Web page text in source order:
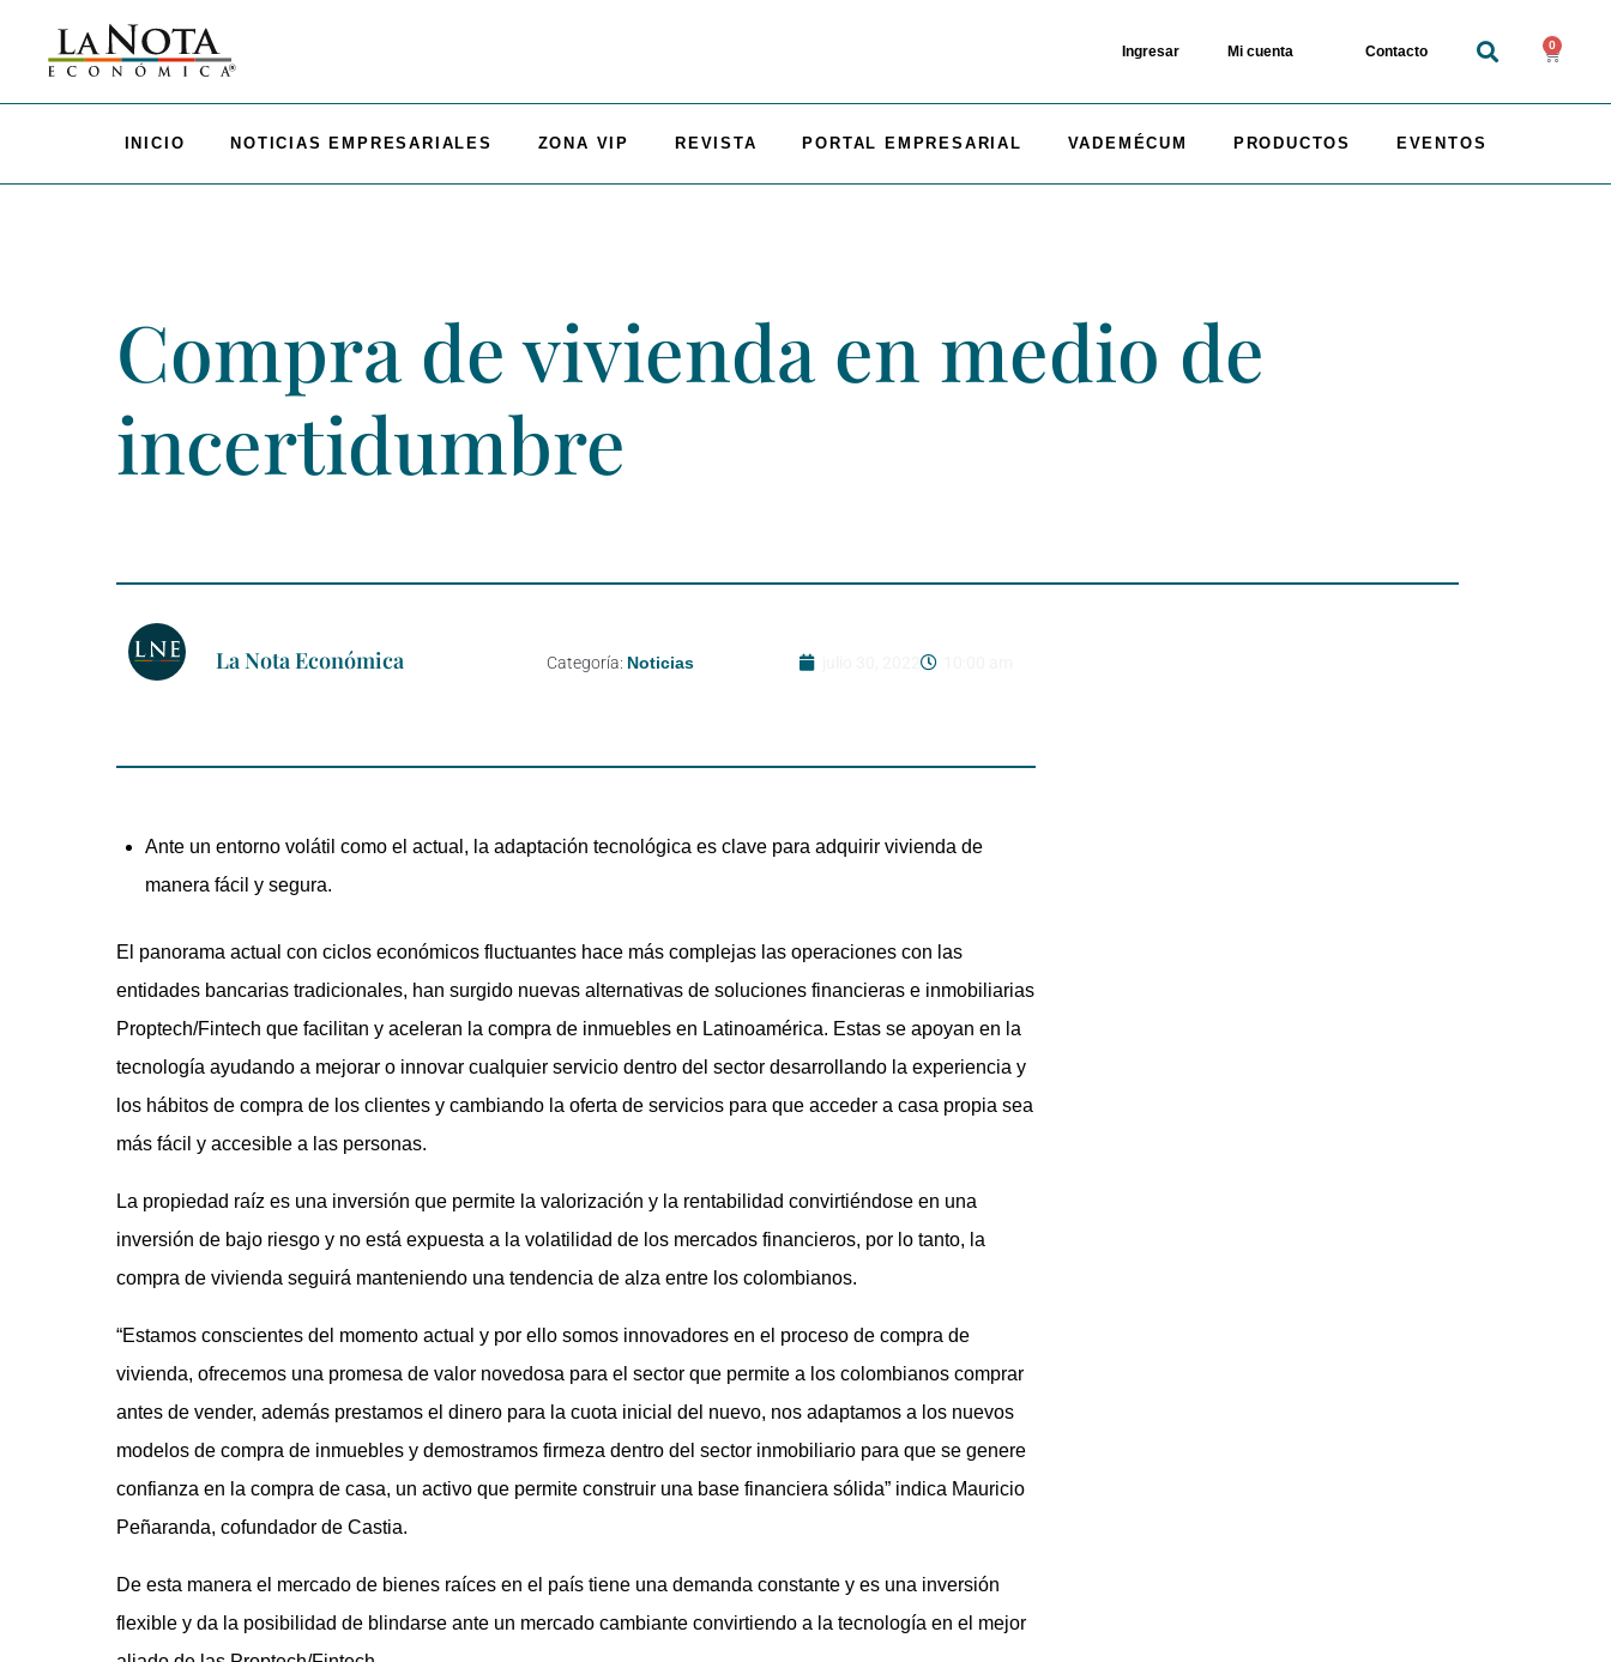
Ingresar Mi cuenta Contacto 0
INICIO NOTICIAS EMPRESARIALES ZONA VIP REVISTA PORTAL EMPRESARIAL VADEMÉCUM PRODUCTOS EVENTOS
Compra de vivienda en medio de
incertidumbre
La Nota Económica Categoría: Noticias
Ante un entorno volátil como el actual, la adaptación tecnológica es clave para adquirir vivienda de
manera fácil y segura.
El panorama actual con ciclos económicos fluctuantes hace más complejas las operaciones con las
entidades bancarias tradicionales, han surgido nuevas alternativas de soluciones financieras e inmobiliarias
Proptech/Fintech que facilitan y aceleran la compra de inmuebles en Latinoamérica. Estas se apoyan en la
tecnología ayudando a mejorar o innovar cualquier servicio dentro del sector desarrollando la experiencia y
los hábitos de compra de los clientes y cambiando la oferta de servicios para que acceder a casa propia sea
más fácil y accesible a las personas.
La propiedad raíz es una inversión que permite la valorización y la rentabilidad convirtiéndose en una
inversión de bajo riesgo y no está expuesta a la volatilidad de los mercados financieros, por lo tanto, la
compra de vivienda seguirá manteniendo una tendencia de alza entre los colombianos.
“Estamos conscientes del momento actual y por ello somos innovadores en el proceso de compra de
vivienda, ofrecemos una promesa de valor novedosa para el sector que permite a los colombianos comprar
antes de vender, además prestamos el dinero para la cuota inicial del nuevo, nos adaptamos a los nuevos
modelos de compra de inmuebles y demostramos firmeza dentro del sector inmobiliario para que se genere
confianza en la compra de casa, un activo que permite construir una base financiera sólida” indica Mauricio
Peñaranda, cofundador de Castia.
De esta manera el mercado de bienes raíces en el país tiene una demanda constante y es una inversión
flexible y da la posibilidad de blindarse ante un mercado cambiante convirtiendo a la tecnología en el mejor